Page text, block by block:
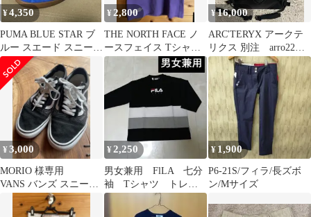
¥4,350
PUMA BLUE STAR ブ
ルー スエード スニーカ
ー プーマ 26cm
¥ 2,800
THE NORTH FACE ノ
ースフェイス Tシャ
ツ パープル Mサイ
¥16,000
ARC'TERYX アークテ
リクス 別注 arro22
beams 金刺繍
¥3,000
MORIO 様専用
VANS バンズ スニーカ
ー オールドスクール
¥2,250
男女兼用 FlLA 七分
袖 Tシャツ トレー
ナー
¥1,900
P6-21S/フィラ/長ズボ
ン/Mサイズ